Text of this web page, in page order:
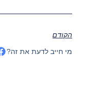
הקודם
מי חייב לדעת את זה?